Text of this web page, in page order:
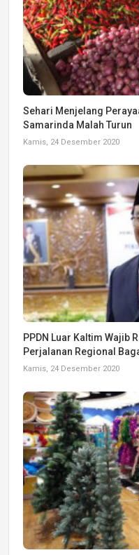
Sehari Menjelang
Samarinda Malah Turun
Kamis, 24 Desember 2020
PPDN Luar Kaltim Wajib
Perjalanan Regional
Kamis, 24 Desember 2020